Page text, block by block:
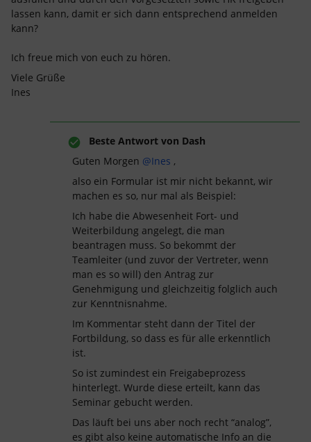
lassen kann, damit er sich dann entsprechend anmelden
kann?
Ich freue mich von euch zu hören.
Viele Grüße
Ines
Beste Antwort von Dash
Guten Morgen @Ines ,
also ein Formular ist mir nicht bekannt, wir
machen es so, nur mal als Beispiel:
Ich habe die Abwesenheit Fort- und
Weiterbildung angelegt, die man
beantragen muss. So bekommt der
Teamleiter (und zuvor der Vertreter, wenn
man es so will) den Antrag zur
Genehmigung und gleichzeitig folglich auch
zur Kenntnisnahme.
Im Kommentar steht dann der Titel der
Fortbildung, so dass es für alle erkenntlich
ist.
So ist zumindest ein Freigabeprozess
hinterlegt. Wurde diese erteilt, kann das
Seminar gebucht werden.
Das läuft bei uns aber noch recht “analog”,
es gibt also keine automatische Info an die